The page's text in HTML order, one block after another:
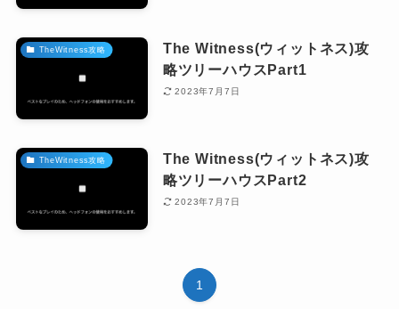
TheWitness攻略
The Witness(ウィットネス)攻
略ツリーハウスPart1
2023年7月7日
TheWitness攻略
The Witness(ウィットネス)攻
略ツリーハウスPart2
2023年7月7日
1